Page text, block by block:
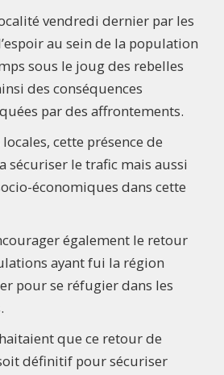
vendredi dernier par les
au sein de la population
sous le joug des rebelles
des conséquences
par des affrontements.
locales, cette présence de
sécuriser le trafic mais aussi
économiques dans cette
également le retour
ayant fui la région
pour se réfugier dans les
que ce retour de
définitif pour sécuriser